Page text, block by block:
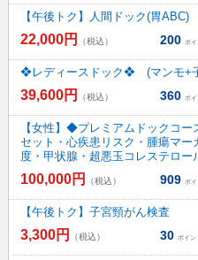
【午後トク】人間ドック(胃
22,000円 （税込） 200 ポイ
❖レディースドック❖ (マンモ+
39,600円 （税込） 360 ポイ
【女性】◆プレミアムドックコ
セット・心疾患リスク・腫瘍マ
度・甲状腺・超悪玉コレステロ
100,000円 （税込） 909 ポイ
【午後トク】子宮頸がん検査
3,300円 （税込） 30 ポイン